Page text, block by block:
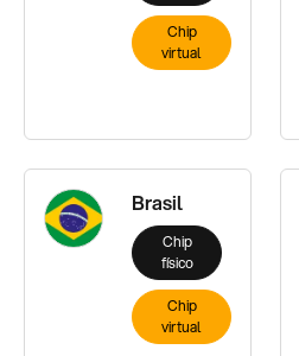
Chip
virtual
Brasil
Chip
físico
Chip
virtual